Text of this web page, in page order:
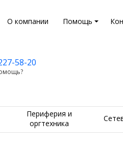
О компании Помощь
58-20
Периферия и
оргтехника